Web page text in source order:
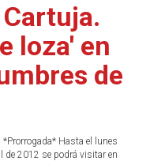
loza' en
de
. *Prorrogada* Hasta el lunes
de 2012 se podrá visitar en